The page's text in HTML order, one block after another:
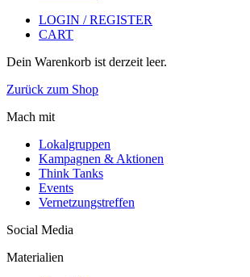
LOGIN / REGISTER
CART
Dein Warenkorb ist derzeit leer.
Zurück zum Shop
Mach mit
Lokalgruppen
Kampagnen & Aktionen
Think Tanks
Events
Vernetzungstreffen
Social Media
Materialien